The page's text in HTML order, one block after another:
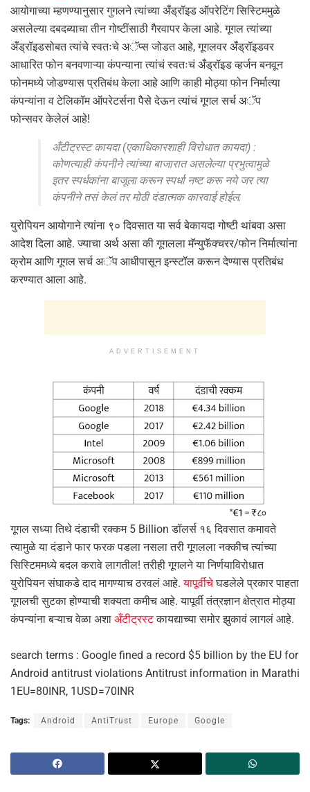
आयोगाच्या म्हणण्यानुसार गुगलने त्यांच्या अँड्रॉइड ऑपरेटिंग सिस्टिममुळे
असलेल्या दबदब्याचा तीन गोष्टींसाठी गैरवापर केला आहे. गूगल त्यांच्या
अँड्रॉइडसोबत त्यांचे स्वतःचे अॅप्स जोडत आहे, गूगलवर अँड्रॉइडवर
आधारित फोन बनवणाऱ्या कंपन्याना त्यांचं स्वतःचं अँड्रॉइड व्हर्जन बनवून
फोनमध्ये जोडण्यास प्रतिबंध केला आहे आणि काही मोठ्या फोन निर्मात्या
कंपन्यांना व टेलिकॉम ऑपरेटर्सना पैसे देऊन त्यांचं गूगल सर्च अॅप
फोन्सवर केलेलं आहे!
अँटीट्रस्ट कायदा (एकाधिकारशाही विरोधात कायदा) :
कोणत्याही कंपनीने त्यांच्या बाजारात असलेल्या प्रभुत्वामुळे
इतर स्पर्धकांना बाजूला करून स्पर्धा नष्ट करू नये जर त्या
कंपनीने तसं केलं तर मोठी दंडात्मक कारवाई होईल.
युरोपियन आयोगाने त्यांना ९० दिवसात या सर्व बेकायदा गोष्टी थांबवा असा
आदेश दिला आहे. ज्याचा अर्थ असा की गूगलला मॅन्युफॅक्चरर/फोन निर्मात्यांना
क्रोम आणि गूगल सर्च अॅप आधीपासून इन्स्टॉल करून देण्यास प्रतिबंध
करण्यात आला आहे.
ADVERTISEMENT
गूगल सध्या तिथे दंडाची रक्कम 5 Billion डॉलर्स १६ दिवसात कमावते
त्यामुळे या दंडाने फार फरक पडला नसला तरी गूगलला नक्कीच त्यांच्या
सिस्टिममध्ये बदल करावे लागतील! तरीही गूगलने या निर्णयाविरोधात
युरोपियन संघाकडे दाद मागण्याच ठरवलं आहे.यापूर्वीचेघडलेले प्रकार पाहता
गूगलची सुटका होण्याची शक्यता कमीच आहे. यापूर्वी तंत्रज्ञान क्षेत्रात मोठ्या
कंपन्यांना बऱ्याच वेळा अशा अँटीट्रस्टकायद्याच्या समोर झुकावं लागलं आहे.
search terms : Google fined a record $5 billion by the EU for
Android antitrust violations Antitrust information in Marathi
1EU=80INR, 1USD=70INR
Tags: Android AntiTrust Europe Google